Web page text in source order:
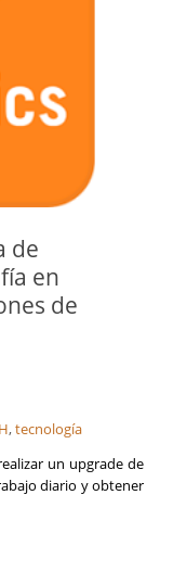
de
en
de
,tecnología
un upgrade de
diario y obtener